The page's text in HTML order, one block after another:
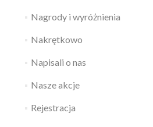
Nagrody i wyróżnienia
Nakrętkowo
Napisali o nas
Nasze akcje
Rejestracja